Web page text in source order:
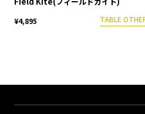
TABLE
¥4,895